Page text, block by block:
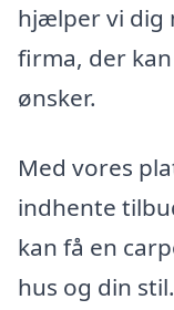
hjælper vi dig
firma, der
ønsker.
Med vores
indhente
kan få en
hus og din